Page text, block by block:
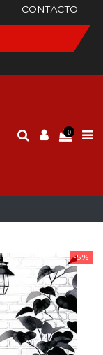
CONTACTO
0
-5%